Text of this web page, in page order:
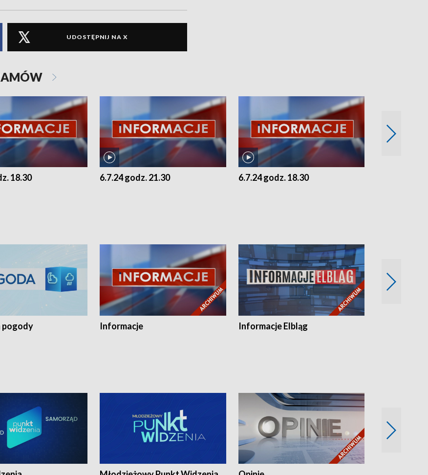
UDOSTĘPNIJ NA X
18.30 6.7.24 godz. 21.30 6.7.24 godz. 18.30
pogody Informacje Informacje Elbląg